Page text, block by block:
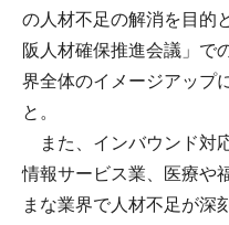
の人材不足の解消を目的
阪人材確保推進会議」で
界全体のイメージアップ
と。
また、インバウンド対
情報サービス業、医療や
まな業界で人材不足が深